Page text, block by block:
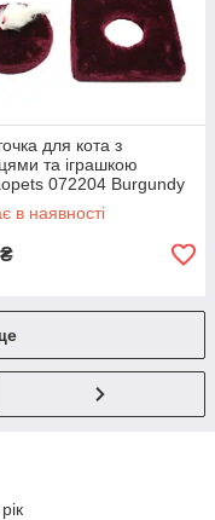
для кота з
та іграшкою
072204 Burgundy
20*20*40 см
в наявності
₴